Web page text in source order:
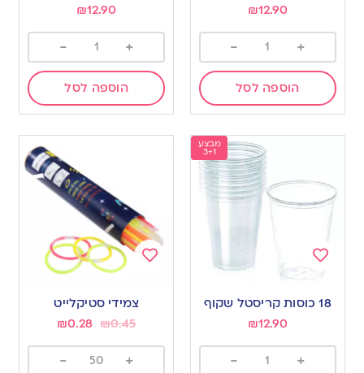
₪12.90
+
-
הוספה לסל
₪12.90
+
-
הוספה לסל
מבצע
3+1
to
18 כוסות קריסטל שקוף
₪12.90
+
-
צמידי סטיקלייט
₪0.45
₪0.28
+
-